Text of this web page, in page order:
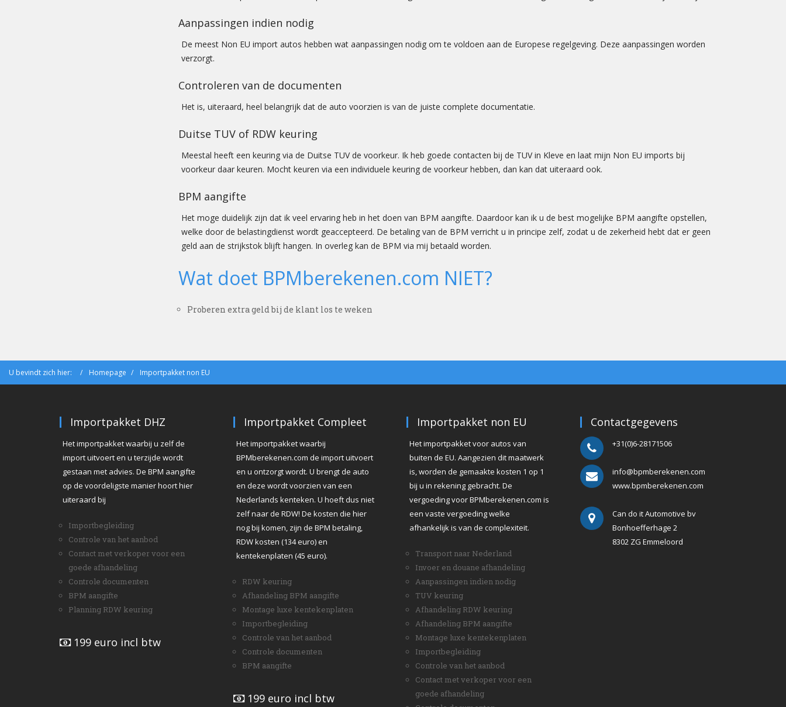
Aanpassingen indien nodig
De meest Non EU import autos hebben wat aanpassingen nodig om te voldoen aan de Europese regelgeving. Deze aanpassingen worden
verzorgt.
Controleren van de documenten
Het is, uiteraard, heel belangrijk dat de auto voorzien is van de juiste complete documentatie.
Duitse TUV of RDW keuring
Meestal heeft een keuring via de Duitse TUV de voorkeur. Ik heb goede contacten bij de TUV in Kleve en laat mijn Non EU imports bij
voorkeur daar keuren. Mocht keuren via een individuele keuring de voorkeur hebben, dan kan dat uiteraard ook.
BPM aangifte
Het moge duidelijk zijn dat ik veel ervaring heb in het doen van BPM aangifte. Daardoor kan ik u de best mogelijke BPM aangifte opstellen,
welke door de belastingdienst wordt geaccepteerd. De betaling van de BPM verricht u in principe zelf, zodat u de zekerheid hebt dat er geen
geld aan de strijkstok blijft hangen. In overleg kan de BPM via mij betaald worden.
Wat doet BPMberekenen.com NIET?
Proberen extra geld bij de klant los te weken
U bevindt zich hier: Homepage Importpakket non EU
Importpakket DHZ
Het importpakket waarbij u zelf de
import uitvoert en u terzijde wordt
gestaan met advies. De BPM aangifte
op de voordeligste manier hoort hier
uiteraard bij
Importbegleiding
Controle van het aanbod
Contact met verkoper voor een
goede afhandeling
Controle documenten
BPM aangifte
Planning RDW keuring
199 euro incl btw
Importpakket Compleet
Het importpakket waarbij
BPMberekenen.com de import uitvoert
en u ontzorgt wordt. U brengt de auto
en deze wordt voorzien van een
Nederlands kenteken. U hoeft dus niet
zelf naar de RDW! De kosten die hier
nog bij komen, zijn de BPM betaling,
RDW kosten (134 euro) en
kentekenplaten (45 euro).
RDW keuring
Afhandeling BPM aangifte
Montage luxe kentekenplaten
Importbegleiding
Controle van het aanbod
Controle documenten
BPM aangifte
199 euro incl btw
Importpakket non EU
Het importpakket voor autos van
buiten de EU. Aangezien dit maatwerk
is, worden de gemaakte kosten 1 op 1
bij u in rekening gebracht. De
vergoeding voor BPMberekenen.com is
een vaste vergoeding welke
afhankelijk is van de complexiteit.
Transport naar Nederland
Invoer en douane afhandeling
Aanpassingen indien nodig
TUV keuring
Afhandeling RDW keuring
Afhandeling BPM aangifte
Montage luxe kentekenplaten
Importbegleiding
Controle van het aanbod
Contact met verkoper voor een
goede afhandeling
Contactgegevens
+31(0)6-28171506
info@bpmberekenen.com
www.bpmberekenen.com
Can do it Automotive bv
Bonhoefferhage 2
8302 ZG Emmeloord